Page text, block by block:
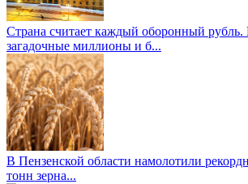
Страна считает каждый оборонный рубль.
загадочные миллионы и б...
В Пензенской области намолотили
тонн зерна...